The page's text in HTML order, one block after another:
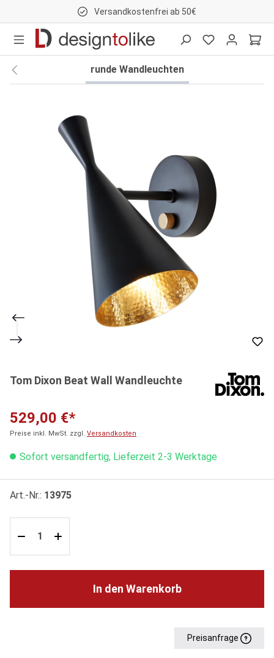
Versandkostenfrei ab 50€
runde Wandleuchten
Tom Dixon Beat Wall Wandleuchte
529,00 €*
Preise inkl. MwSt. zzgl. Versandkosten
Sofort versandfertig, Lieferzeit 2-3 Werktage
Art.-Nr.: 13975
In den Warenkorb
Preisanfrage